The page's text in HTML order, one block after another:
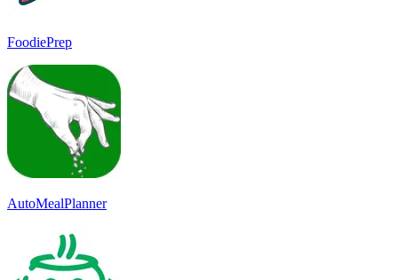
FoodiePrep
AutoMealPlanner